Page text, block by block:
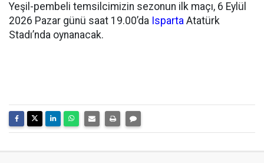
Yeşil-pembeli temsilcimizin sezonun ilk maçı, 6 Eylül
2026 Pazar günü saat 19.00’da Isparta Atatürk
Stadı’nda oynanacak.